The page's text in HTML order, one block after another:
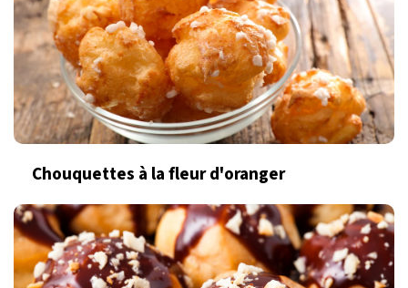
Chouquettes à la fleur d'oranger